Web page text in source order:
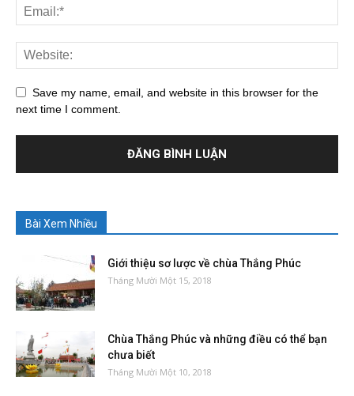
Save my name, email, and website in this browser for the
next time I comment.
Bài Xem Nhiều
Giới thiệu sơ lược về chùa Thắng Phúc
Tháng Mười Một 15, 2018
Chùa Thắng Phúc và những điều có thể bạn
chưa biết
Tháng Mười Một 10, 2018